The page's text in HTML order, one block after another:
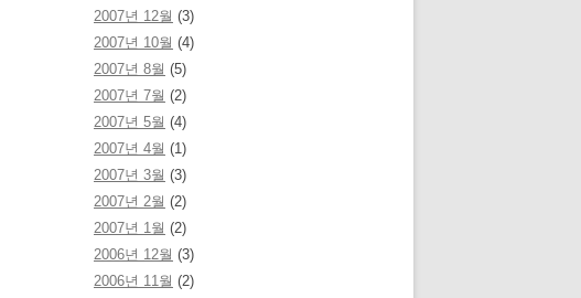
2007년 12월 (3)
2007년 10월 (4)
2007년 8월 (5)
2007년 7월 (2)
2007년 5월 (4)
2007년 4월 (1)
2007년 3월 (3)
2007년 2월 (2)
2007년 1월 (2)
2006년 12월 (3)
2006년 11월 (2)